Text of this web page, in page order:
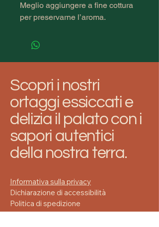
Meglio aggiungere a fine cottura
per preservarne l’aroma.
Scopri i nostri
ortaggi essiccati e
delizia il palato con i
sapori autentici
della nostra terra.
Informativa sulla privacy
Dichiarazione di accessibilità
Politica di spedizione
Termini e condizioni